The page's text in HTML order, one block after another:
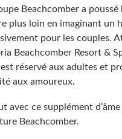
Beachcomber a
plus loin en imaginant un
pour les couples.
Beachcomber Resort &
réservé aux adultes et
aux amoureux.
avec ce supplément
Beachcomber.